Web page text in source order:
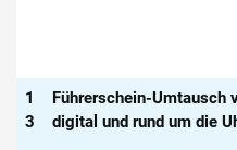
1
3
Führerschein-Umtausch
digital und rund um die